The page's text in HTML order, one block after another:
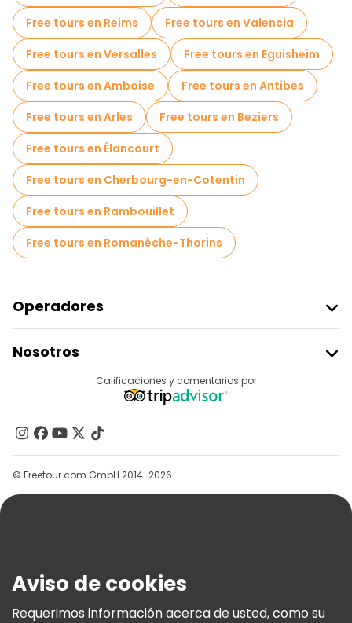
Free tours en Reims
Free tours en Valencia
Free tours en Versalles
Free tours en Eguisheim
Free tours en Amboise
Free tours en Antibes
Free tours en Arles
Free tours en Beziers
Free tours en Élancourt
Free tours en Cherbourg-en-Cotentin
Free tours en Rambouillet
Free tours en Romanèche-Thorins
Operadores
Acceder Como Proveedor
Programa De Afiliados
Nosotros
Contacto
Grupos
Ayuda
Términos E Información Legal
Política De Cookies
Calificaciones y comentarios por
© Freetour.com GmbH 2014-2026
Aviso de cookies
Requerimos información acerca de usted, como su